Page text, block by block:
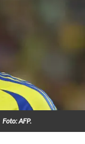
Foto: AFP.